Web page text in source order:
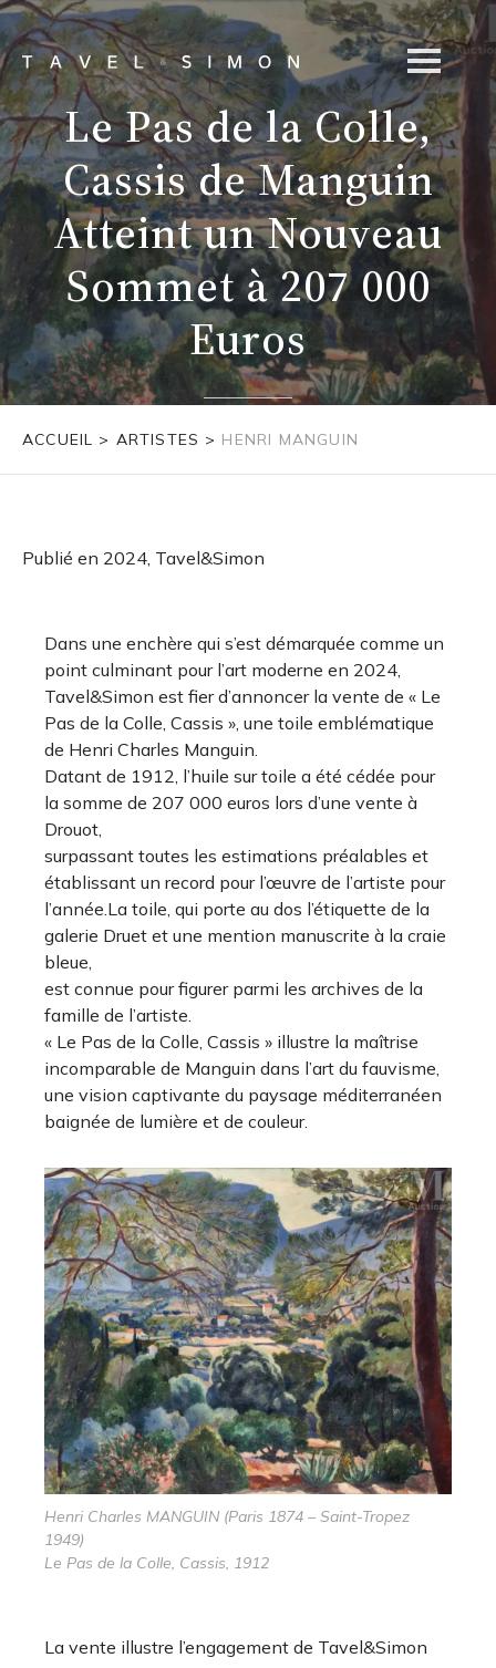
Le Pas de la Colle,
Cassis de Manguin
Atteint un Nouveau
Sommet à 207 000
Euros
ACCUEIL > ARTISTES > HENRI MANGUIN
Publié en 2024, Tavel&Simon
Dans une enchère qui s’est démarquée comme un
point culminant pour l’art moderne en 2024,
Tavel&Simon est fier d’annoncer la vente de « Le
Pas de la Colle, Cassis », une toile emblématique
de Henri Charles Manguin.
Datant de 1912, l’huile sur toile a été cédée pour
la somme de 207 000 euros lors d’une vente à
Drouot,
surpassant toutes les estimations préalables et
établissant un record pour l’œuvre de l’artiste pour
l’année.La toile, qui porte au dos l’étiquette de la
galerie Druet et une mention manuscrite à la craie
bleue,
est connue pour figurer parmi les archives de la
famille de l’artiste.
« Le Pas de la Colle, Cassis » illustre la maîtrise
incomparable de Manguin dans l’art du fauvisme,
une vision captivante du paysage méditerranéen
baignée de lumière et de couleur.
Henri Charles MANGUIN (Paris 1874 – Saint-Tropez
1949)
Le Pas de la Colle, Cassis, 1912
La vente illustre l’engagement de Tavel&Simon